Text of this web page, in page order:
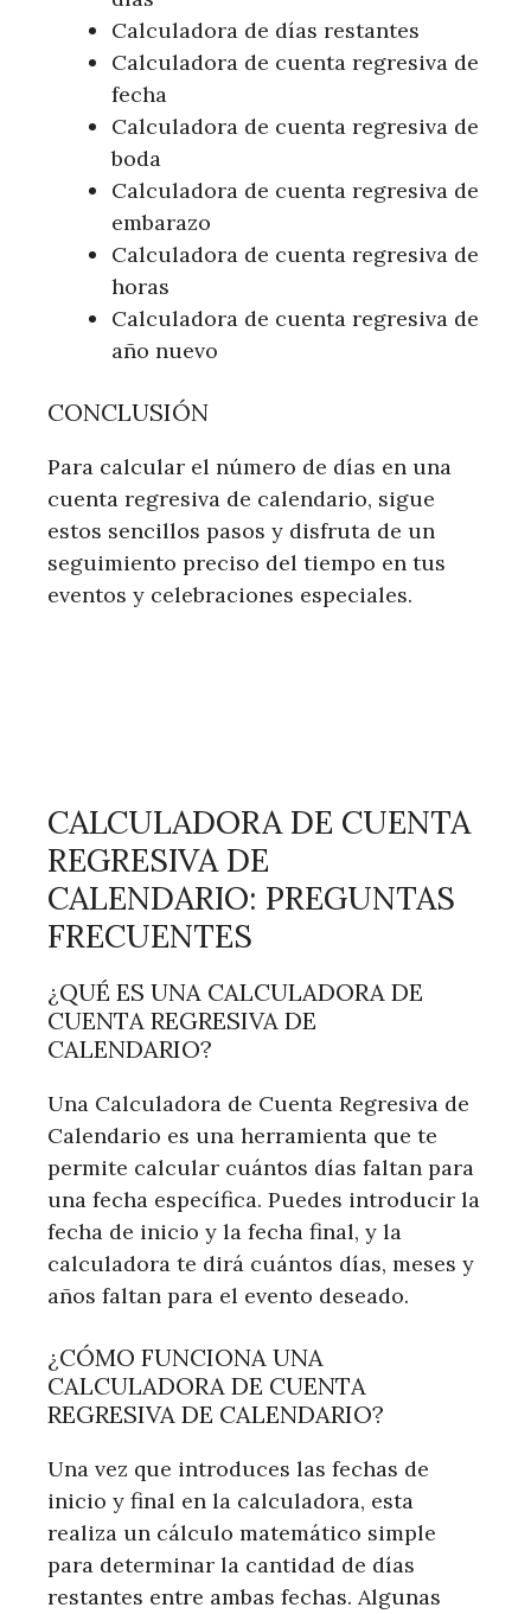
Calculadora de días restantes
Calculadora de cuenta regresiva de
fecha
Calculadora de cuenta regresiva de
boda
Calculadora de cuenta regresiva de
embarazo
Calculadora de cuenta regresiva de
horas
Calculadora de cuenta regresiva de
año nuevo
CONCLUSIÓN
Para calcular el número de días en una
cuenta regresiva de calendario, sigue
estos sencillos pasos y disfruta de un
seguimiento preciso del tiempo en tus
eventos y celebraciones especiales.
CALCULADORA DE CUENTA
REGRESIVA DE
CALENDARIO: PREGUNTAS
FRECUENTES
¿QUÉ ES UNA CALCULADORA DE
CUENTA REGRESIVA DE
CALENDARIO?
Una Calculadora de Cuenta Regresiva de
Calendario es una herramienta que te
permite calcular cuántos días faltan para
una fecha específica. Puedes introducir la
fecha de inicio y la fecha final, y la
calculadora te dirá cuántos días, meses y
años faltan para el evento deseado.
¿CÓMO FUNCIONA UNA
CALCULADORA DE CUENTA
REGRESIVA DE CALENDARIO?
Una vez que introduces las fechas de
inicio y final en la calculadora, esta
realiza un cálculo matemático simple
para determinar la cantidad de días
restantes entre ambas fechas. Algunas